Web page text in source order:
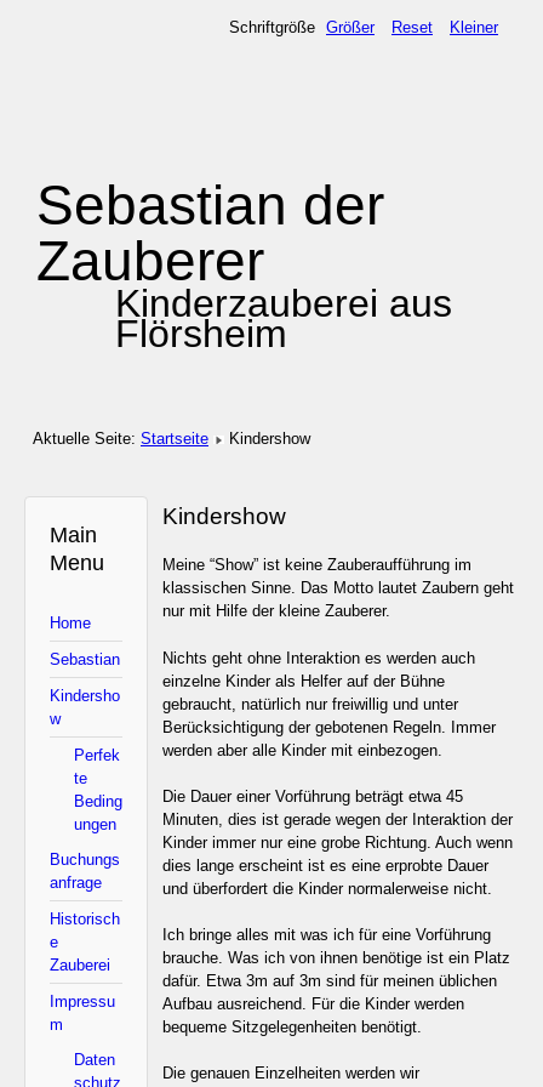
Sebastian der
Zauberer
Kinderzauberei aus
Flörsheim
Schriftgröße Größer Reset Kleiner
Aktuelle Seite: Startseite Kindershow
Main
Menu
Home
Sebastian
Kindersho
w
Perfek
te
Beding
ungen
Buchungs
anfrage
Historisch
e
Zauberei
Impressu
m
Daten
schutz
Kindershow
Meine “Show” ist keine Zauberaufführung im
klassischen Sinne. Das Motto lautet Zaubern geht
nur mit Hilfe der kleine Zauberer.
Nichts geht ohne Interaktion es werden auch
einzelne Kinder als Helfer auf der Bühne
gebraucht, natürlich nur freiwillig und unter
Berücksichtigung der gebotenen Regeln. Immer
werden aber alle Kinder mit einbezogen.
Die Dauer einer Vorführung beträgt etwa 45
Minuten, dies ist gerade wegen der Interaktion der
Kinder immer nur eine grobe Richtung. Auch wenn
dies lange erscheint ist es eine erprobte Dauer
und überfordert die Kinder normalerweise nicht.
Ich bringe alles mit was ich für eine Vorführung
brauche. Was ich von ihnen benötige ist ein Platz
dafür. Etwa 3m auf 3m sind für meinen üblichen
Aufbau ausreichend. Für die Kinder werden
bequeme Sitzgelegenheiten benötigt.
Die genauen Einzelheiten werden wir